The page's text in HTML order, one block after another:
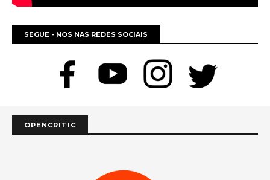
SEGUE - NOS NAS REDES SOCIAIS
OPENCRITIC